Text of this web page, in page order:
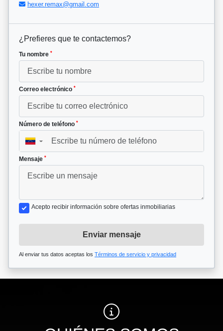
hexer.remax@gmail.com
¿Prefieres que te contactemos?
Tu nombre *
Correo electrónico *
Número de teléfono *
▼
Mensaje *
Acepto recibir información sobre ofertas inmobiliarias
Enviar mensaje
Al enviar tus datos aceptas los Términos de servicio y privacidad